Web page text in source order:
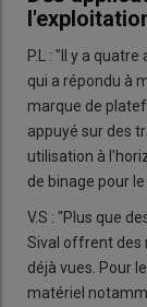
P.L : "Il y a
qui a répondu à
marque de
appuyé sur des
utilisation à
de binage pour
V.S : "Plus que
Sival offrent des
déjà vues. Pour
matériel